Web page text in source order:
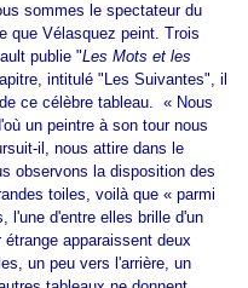
sommes le spectateur du
que Vélasquez peint. Trois
publie "Les Mots et les
intitulé "Les Suivantes", il
ce célèbre tableau. « Nous
un peintre à son tour nous
il, nous attire dans le
observons la disposition des
toiles, voilà que « parmi
l'une d'entre elles brille d'un
apparaissent deux
un peu vers l'arrière, un